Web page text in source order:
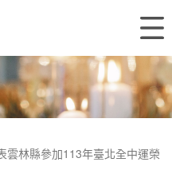
雲林縣參加113年臺北全中運榮